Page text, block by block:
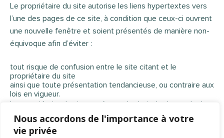
Nous accordons de l'importance à votre
vie privée
Le propriétaire du site autorise les liens hypertextes vers
l’une des pages de ce site, à condition que ceux-ci ouvrent
une nouvelle fenêtre et soient présentés de manière non-
équivoque afin d’éviter :
tout risque de confusion entre le site citant et le
propriétaire du site
ainsi que toute présentation tendancieuse, ou contraire aux
lois en vigueur.
Le propriétaire du site se réserve le droit de demander la
suppression d’un lien s’il estime que le site source ne
respecte pas les règles ainsi définies.